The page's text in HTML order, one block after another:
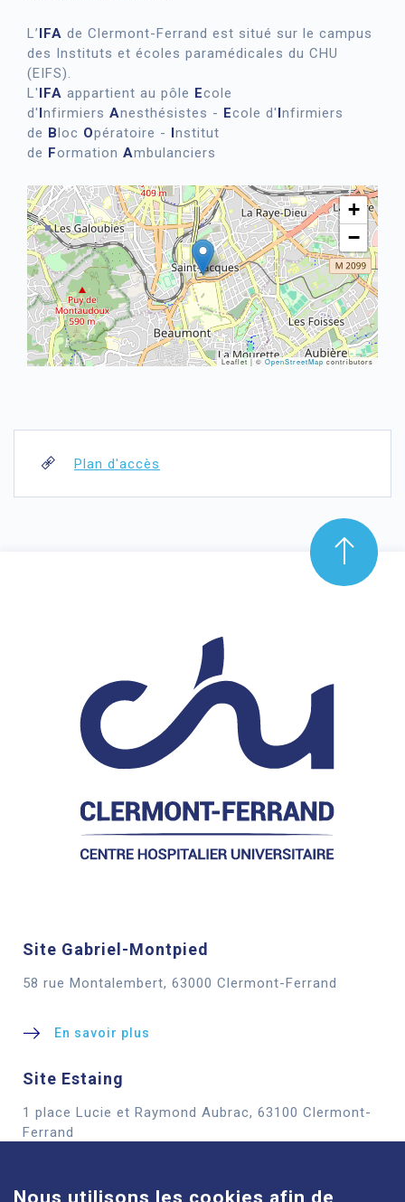
L’IFA de Clermont-Ferrand est situé sur le campus
des Instituts et écoles paramédicales du CHU
(EIFS).
L'IFA appartient au pôle Ecole
d'Infirmiers Anesthésistes - Ecole d'Infirmiers
de Bloc Opératoire - Institut
de Formation Ambulanciers
+
−
Leaflet | © OpenStreetMap contributors
Plan d'accès
Site Gabriel-Montpied
58 rue Montalembert, 63000 Clermont-Ferrand
En savoir plus
Site Estaing
1 place Lucie et Raymond Aubrac, 63100 Clermont-
Ferrand
Nous utilisons les cookies afin de